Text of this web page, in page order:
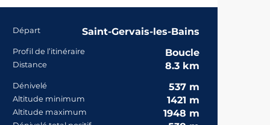
Informations
Départ Saint-Gervais-les-Bains
Profil de l’itinéraire Boucle
Distance 8.3 km
Dénivelé 537 m
Altitude minimum 1421 m
Altitude maximum 1948 m